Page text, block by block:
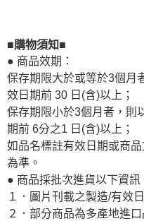
■購物須知■
● 商品效期：
保存期限大於或等於3個月
效日期前 30 日(含)以上；
保存期限小於3個月者，則
期前 6分之1 日(含)以上；
如品名標註有效日期或商
為準。
● 商品採批次進貨以下資
１．圖片刊載之製造/有效
２．部分商品為多產地進